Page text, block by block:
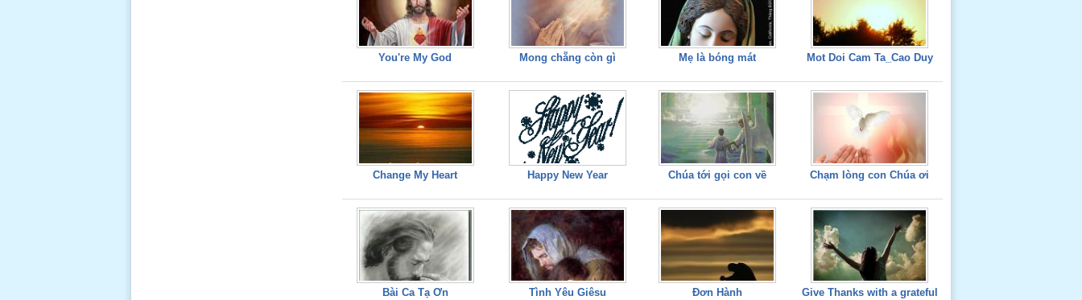
You're My God Mong chẵng còn gì Mẹ là bóng mát Mot Doi Cam Ta_Cao Duy
Change My Heart Happy New Year Chúa tới gọi con về Chạm lòng con Chúa ơi
Bài Ca Tạ Ơn Tình Yêu Giêsu Đơn Hành Give Thanks with a grateful